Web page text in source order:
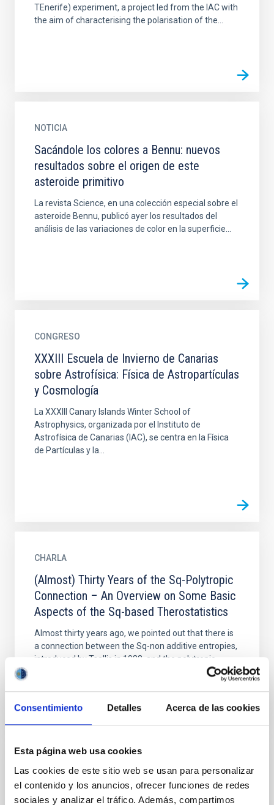
Consentimiento Detalles Acerca de las cookies
Esta página web usa cookies
Las cookies de este sitio web se usan para personalizar
el contenido y los anuncios, ofrecer funciones de redes
sociales y analizar el tráfico. Además, compartimos
TEnerife) experiment, a project led from the IAC with
the aim of characterising the polarisation of the...
NOTICIA
Sacándole los colores a Bennu: nuevos
resultados sobre el origen de este
asteroide primitivo
La revista Science, en una colección especial sobre el
asteroide Bennu, publicó ayer los resultados del
análisis de las variaciones de color en la superficie...
CONGRESO
XXXIII Escuela de Invierno de Canarias
sobre Astrofísica: Física de Astropartículas
y Cosmología
La XXXIII Canary Islands Winter School of
Astrophysics, organizada por el Instituto de
Astrofísica de Canarias (IAC), se centra en la Física
de Partículas y la...
CHARLA
(Almost) Thirty Years of the Sq-Polytropic
Connection – An Overview on Some Basic
Aspects of the Sq-based Therostatistics
Almost thirty years ago, we pointed out that there is
a connection between the Sq-non additive entropies,
introduced by Tsallis in 1988, and the polytropic...
NOTICIA
11 de Febrero en el IAC: el compromiso